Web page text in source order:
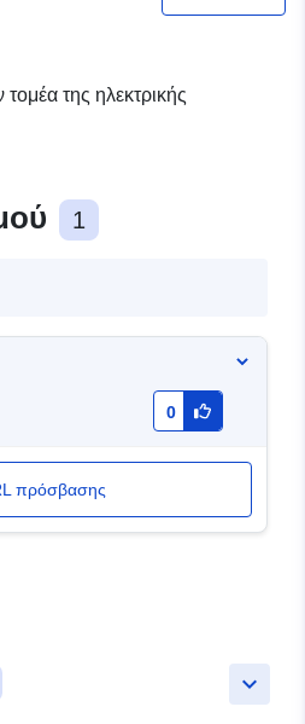
τομέα της ηλεκτρικής
1
0
πρόσβασης
keyboard_arrow_down